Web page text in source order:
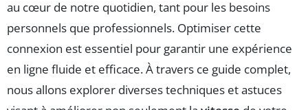
au cœur de notre quotidien, tant pour les besoins
personnels que professionnels. Optimiser cette
connexion est essentiel pour garantir une expérience
en ligne fluide et efficace. À travers ce guide complet,
nous allons explorer diverses techniques et astuces